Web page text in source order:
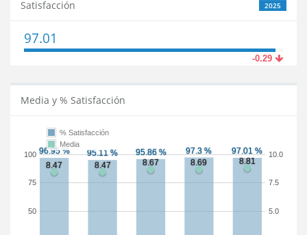
2025
Satisfacción
97.01
-0.29
Media y % Satisfacción
50
75
100
5.0
7.5
10.0
% Satisfacción
Media